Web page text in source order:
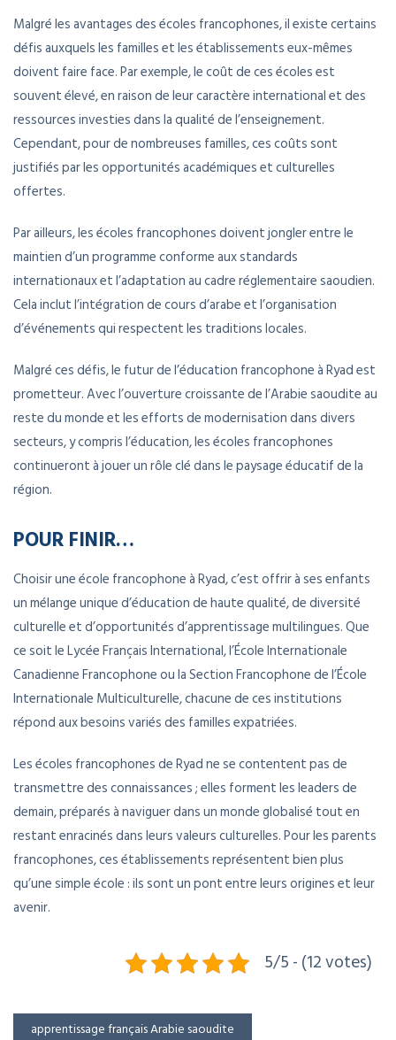
Malgré les avantages des écoles francophones, il existe certains
défis auxquels les familles et les établissements eux-mêmes
doivent faire face. Par exemple, le coût de ces écoles est
souvent élevé, en raison de leur caractère international et des
ressources investies dans la qualité de l’enseignement.
Cependant, pour de nombreuses familles, ces coûts sont
justifiés par les opportunités académiques et culturelles
offertes.
Par ailleurs, les écoles francophones doivent jongler entre le
maintien d’un programme conforme aux standards
internationaux et l’adaptation au cadre réglementaire saoudien.
Cela inclut l’intégration de cours d’arabe et l’organisation
d’événements qui respectent les traditions locales.
Malgré ces défis, le futur de l’éducation francophone à Ryad est
prometteur. Avec l’ouverture croissante de l’Arabie saoudite au
reste du monde et les efforts de modernisation dans divers
secteurs, y compris l’éducation, les écoles francophones
continueront à jouer un rôle clé dans le paysage éducatif de la
région.
POUR FINIR…
Choisir une école francophone à Ryad, c’est offrir à ses enfants
un mélange unique d’éducation de haute qualité, de diversité
culturelle et d’opportunités d’apprentissage multilingues. Que
ce soit le Lycée Français International, l’École Internationale
Canadienne Francophone ou la Section Francophone de l’École
Internationale Multiculturelle, chacune de ces institutions
répond aux besoins variés des familles expatriées.
Les écoles francophones de Ryad ne se contentent pas de
transmettre des connaissances ; elles forment les leaders de
demain, préparés à naviguer dans un monde globalisé tout en
restant enracinés dans leurs valeurs culturelles. Pour les parents
francophones, ces établissements représentent bien plus
qu’une simple école : ils sont un pont entre leurs origines et leur
avenir.
5/5 - (12 votes)
apprentissage français Arabie saoudite